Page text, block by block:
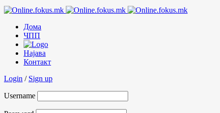
Дома
ЧПП
Најава
Контакт
Login / Sign up
Username